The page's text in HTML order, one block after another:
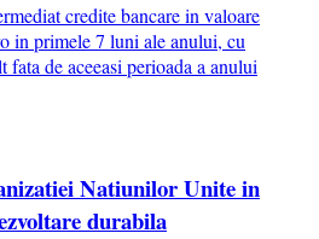
Natiunilor Unite in
durabila